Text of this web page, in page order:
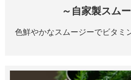
～自家製スム
色鮮やかなスムージーでビタミ